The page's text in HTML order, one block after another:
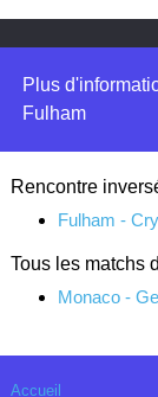
Plus
Fulham
Rencontre
Fulham -
Tous les matchs
Monaco -
Accueil